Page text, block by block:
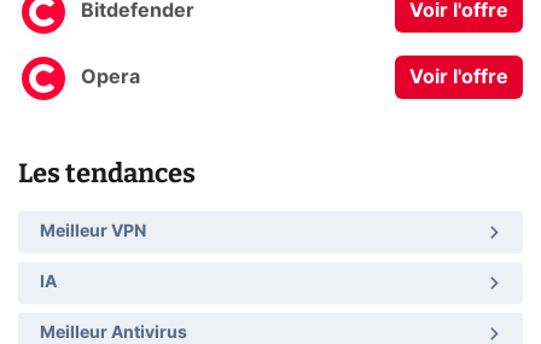
Bitdefender Voir l'offre
Opera Voir l'offre
Les tendances
Meilleur VPN
IA
Meilleur Antivirus